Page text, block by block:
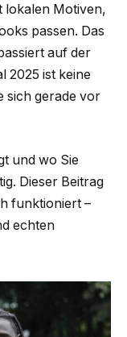
lokalen Motiven,
passen. Das
auf der
2025 ist keine
sich gerade vor
und wo Sie
Dieser Beitrag
funktioniert –
echten